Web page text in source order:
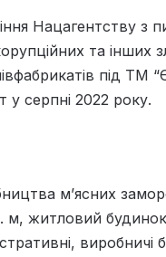
Нацагентству з
та інших
під ТМ
у серпні 2022 року.
м’ясних
м, житловий
виробничі